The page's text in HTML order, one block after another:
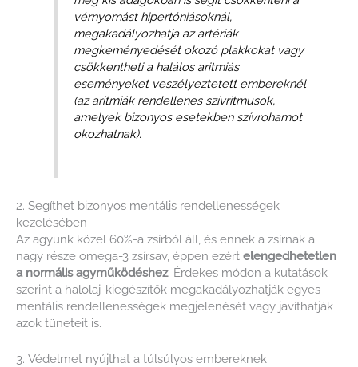
vérnyomást hipertóniásoknál,
megakadályozhatja az artériák
megkeményedését okozó plakkokat vagy
csökkentheti a halálos aritmiás
eseményeket veszélyeztetett embereknél
(az aritmiák rendellenes szívritmusok,
amelyek bizonyos esetekben szívrohamot
okozhatnak).
2. Segíthet bizonyos mentális rendellenességek
kezelésében
Az agyunk közel 60%-a zsírból áll, és ennek a zsírnak a
nagy része omega-3 zsírsav, éppen ezért elengedhetetlen
a normális agyműködéshez. Érdekes módon a kutatások
szerint a halolaj-kiegészítők megakadályozhatják egyes
mentális rendellenességek megjelenését vagy javíthatják
azok tüneteit is.
3. Védelmet nyújthat a túlsúlyos embereknek